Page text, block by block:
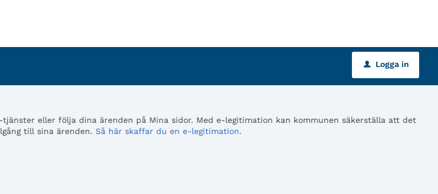
u Logga in
eller följa dina ärenden på Mina sidor. Med e-legitimation kan kommunen säkerställa att det
till sina ärenden. Så här skaffar du en e-legitimation.